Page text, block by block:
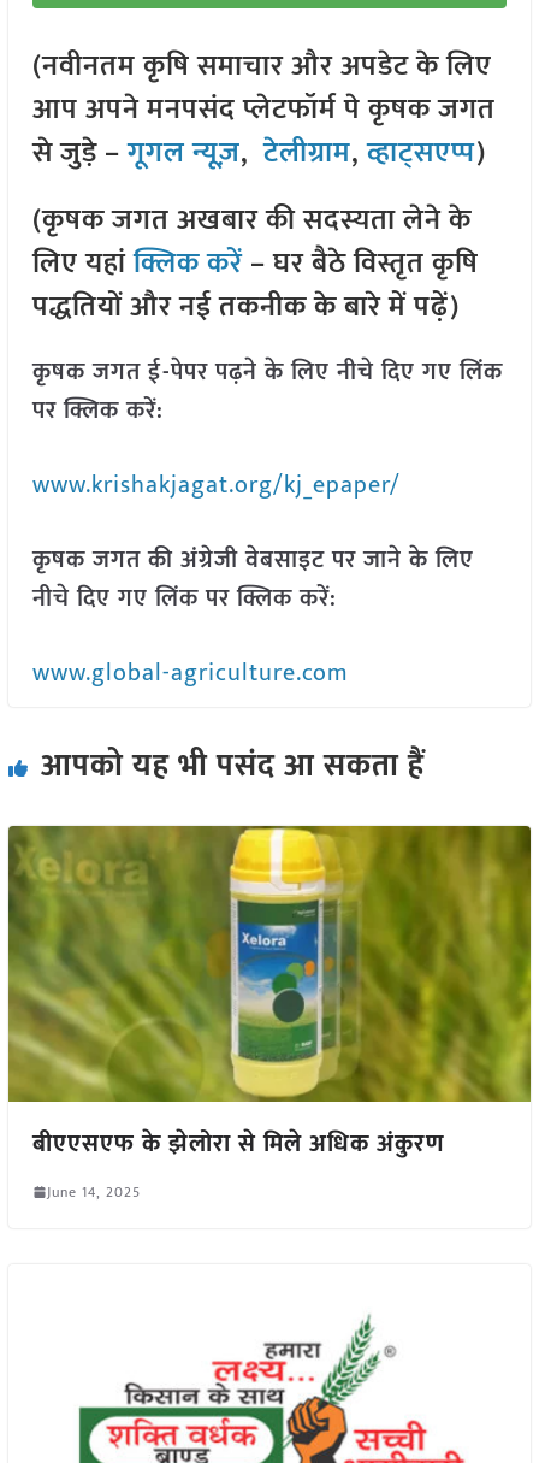
(नवीनतम कृषि समाचार और अपडेट के लिए
आप अपने मनपसंद प्लेटफॉर्म पे कृषक जगत
से जुड़े –गूगल न्यूज़,टेलीग्राम,व्हाट्सएप्प)
(कृषक जगत अखबार की सदस्यता लेने के
लिए यहांक्लिक करें– घर बैठे विस्तृत कृषि
पद्धतियों और नई तकनीक के बारे में पढ़ें)
कृषक जगत ई-पेपर पढ़ने के लिए नीचे दिए गए लिंक
पर क्लिक करें:
www.krishakjagat.org/kj_epaper/
कृषक जगत की अंग्रेजी वेबसाइट पर जाने के लिए
नीचे दिए गए लिंक पर क्लिक करें:
www.global-agriculture.com
आपको यह भी पसंद आ सकता हैं
बीएएसएफ के झेलोरा से मिले अधिक अंकुरण
June 14, 2025